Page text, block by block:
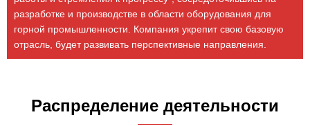
разработке и производстве в области оборудования для
горной промышленности. Компания укрепит свою базовую
отрасль, будет развивать перспективные направления.
Распределение деятельности